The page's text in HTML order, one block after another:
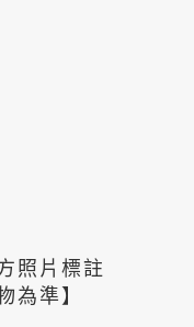
照片標註
為準】